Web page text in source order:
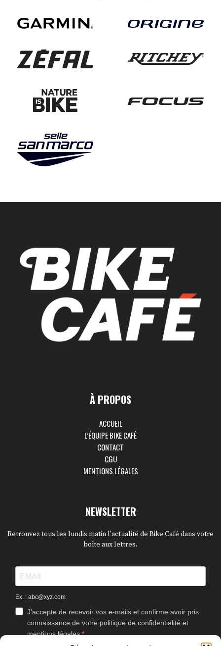
À PROPOS
ACCUEIL
L’ÉQUIPE BIKE CAFÉ
CONTACT
CGU
MENTIONS LÉGALES
NEWSLETTER
Retrouvez tous les lundis matin l'actualité de Bike Café dans votre
boîte aux lettres.
Ex. : abc@xyz.com
J'accepte de recevoir vos e-mails et confirme avoir pris
connaissance de votre politique de confidentialité et
mentions légales.